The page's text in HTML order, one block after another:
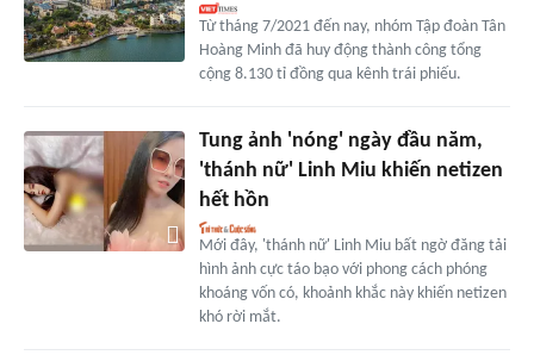
Từ tháng 7/2021 đến nay, nhóm Tập đoàn Tân
Hoàng Minh đã huy động thành công tổng
cộng 8.130 tỉ đồng qua kênh trái phiếu.
Tung ảnh 'nóng' ngày đầu năm,
'thánh nữ' Linh Miu khiến netizen
hết hồn
Mới đây, 'thánh nữ' Linh Miu bất ngờ đăng tải
hình ảnh cực táo bạo với phong cách phóng
khoáng vốn có, khoảnh khắc này khiến netizen
khó rời mắt.